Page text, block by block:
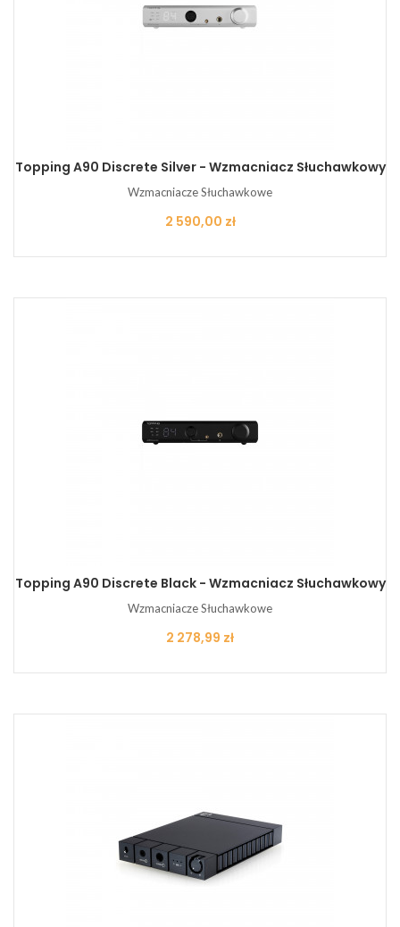
Topping A90 Discrete Silver - Wzmacniacz Słuchawkowy
Wzmacniacze Słuchawkowe
Cena
2 590,00 zł
Topping A90 Discrete Black - Wzmacniacz Słuchawkowy
Wzmacniacze Słuchawkowe
Cena
2 278,99 zł